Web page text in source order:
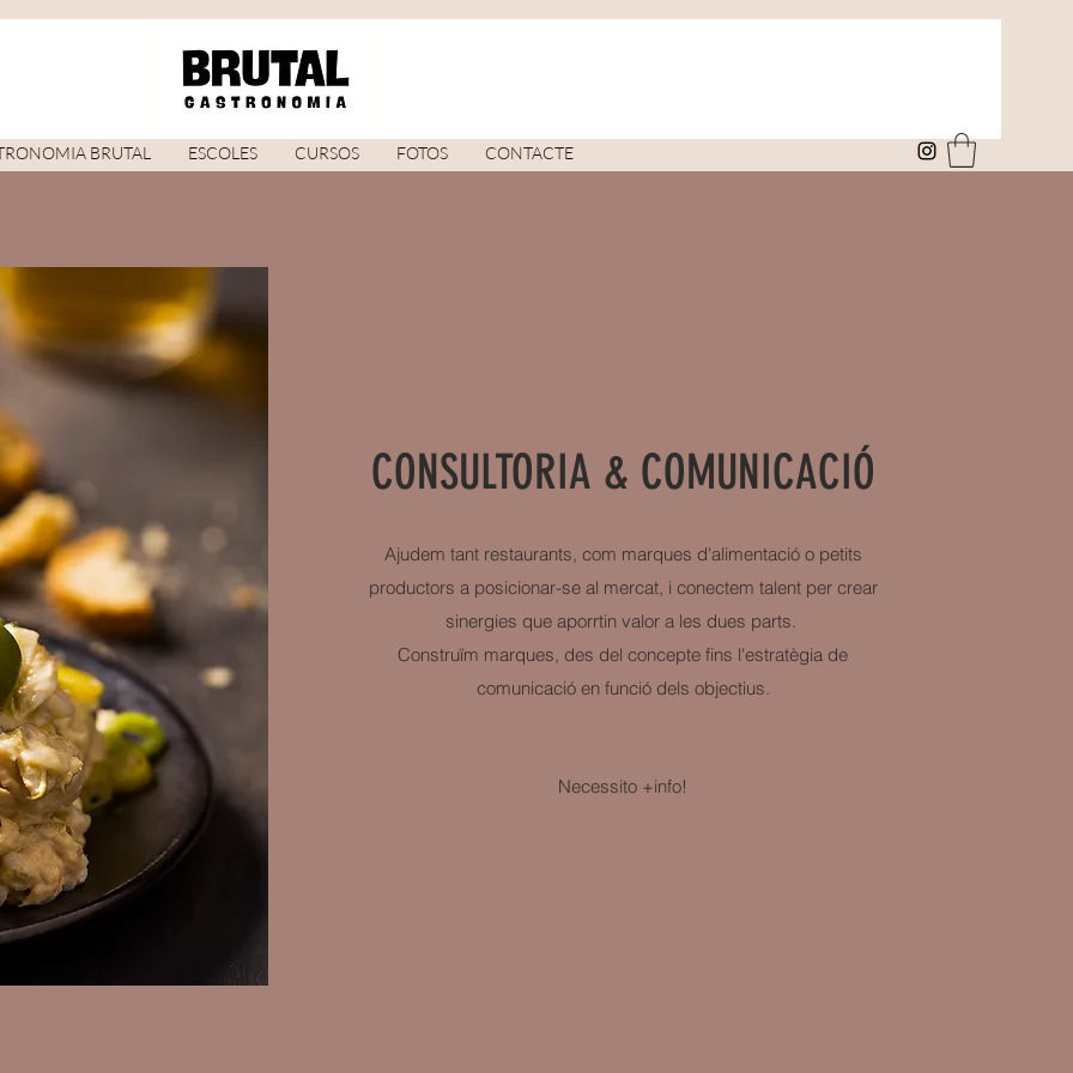
BRUTAL ESCOLES CURSOS FOTOS CONTACTE
CONSULTORIA & COMUNICACIÓ
Ajudem tant restaurants, com marques d'alimentació o petits
productors a posicionar-se al mercat, i conectem talent per crear
sinergies que aporrtin valor a les dues parts.
Construïm marques, des del concepte fins l'estratègia de
comunicació en funció dels objectius.
Necessito +info!